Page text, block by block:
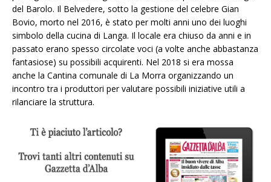
del Barolo. Il Belvedere, sotto la gestione del celebre Gian
Bovio, morto nel 2016, è stato per molti anni uno dei luoghi
simbolo della cucina di Langa. Il locale era chiuso da anni e in
passato erano spesso circolate voci (a volte anche abbastanza
fantasiose) su possibili acquirenti. Nel 2018 si era mossa
anche la Cantina comunale di La Morra organizzando un
incontro tra i produttori per valutare possibili iniziative utili a
rilanciare la struttura.